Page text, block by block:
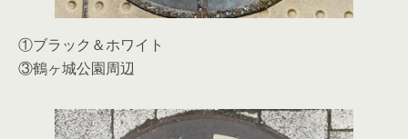
①ブラック＆ホワイト
③鶴ヶ城公園周辺